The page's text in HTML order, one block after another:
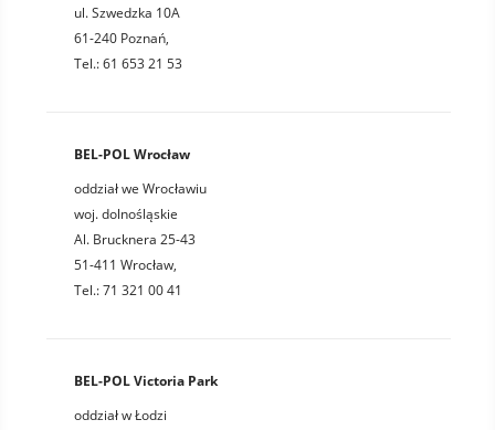
ul. Szwedzka 10A
61-240 Poznań,
Tel.: 61 653 21 53
BEL-POL Wrocław
oddział we Wrocławiu
woj. dolnośląskie
Al. Brucknera 25-43
51-411 Wrocław,
Tel.: 71 321 00 41
BEL-POL Victoria Park
oddział w Łodzi